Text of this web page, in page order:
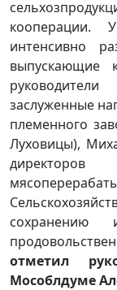
кооперации.
интенсивно
выпускающие
заслуженные
племенного
Луховицы),
отметил
Мособлдуме